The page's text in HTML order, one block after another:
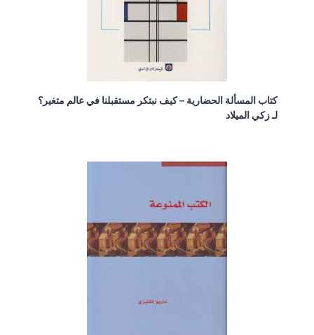
كتاب المسألة الحضارية – كيف نبتكر مستقبلنا في عالم متغير؟
لـ زكي الميلاد